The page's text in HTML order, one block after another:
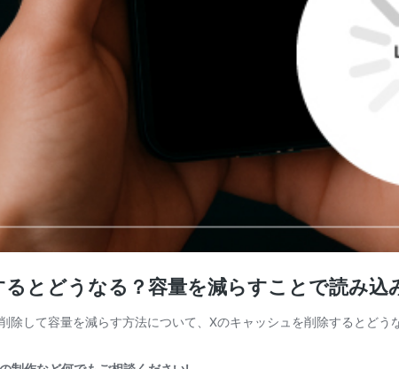
とどうなる？容量を減らすことで読み込
して容量を減らす方法について、Xのキャッシュを削除するとどう